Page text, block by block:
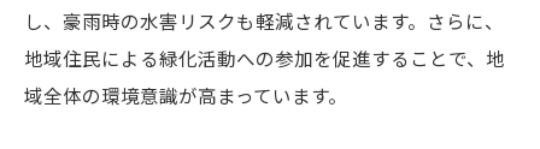
し、豪雨時の水害リスクも軽減されています。さらに、
地域住民による緑化活動への参加を促進することで、地
域全体の環境意識が高まっています。